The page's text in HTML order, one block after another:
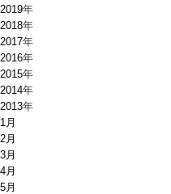
2019年
2018年
2017年
2016年
2015年
2014年
2013年
1月
2月
3月
4月
5月